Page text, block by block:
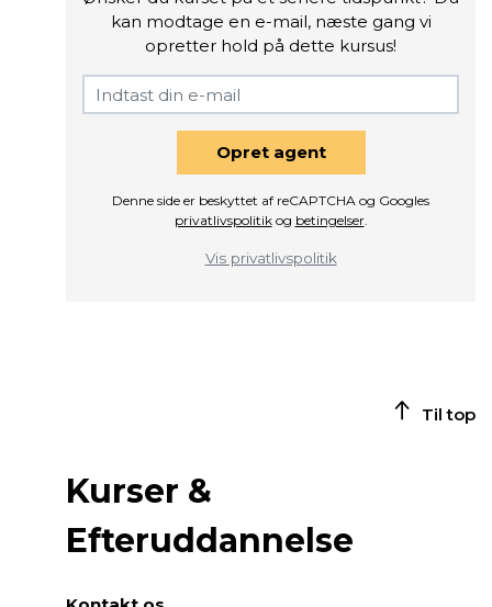
kan modtage en e-mail, næste gang vi
opretter hold på dette kursus!
Opret agent
Denne side er beskyttet af reCAPTCHA og Googles
privatlivspolitikog betingelser.
Vis privatlivspolitik
Til top
Kurser &
Efteruddannelse